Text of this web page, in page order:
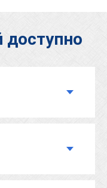
доступно